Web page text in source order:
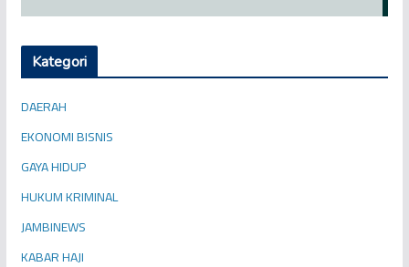
Kategori
DAERAH
EKONOMI BISNIS
GAYA HIDUP
HUKUM KRIMINAL
JAMBINEWS
KABAR HAJI